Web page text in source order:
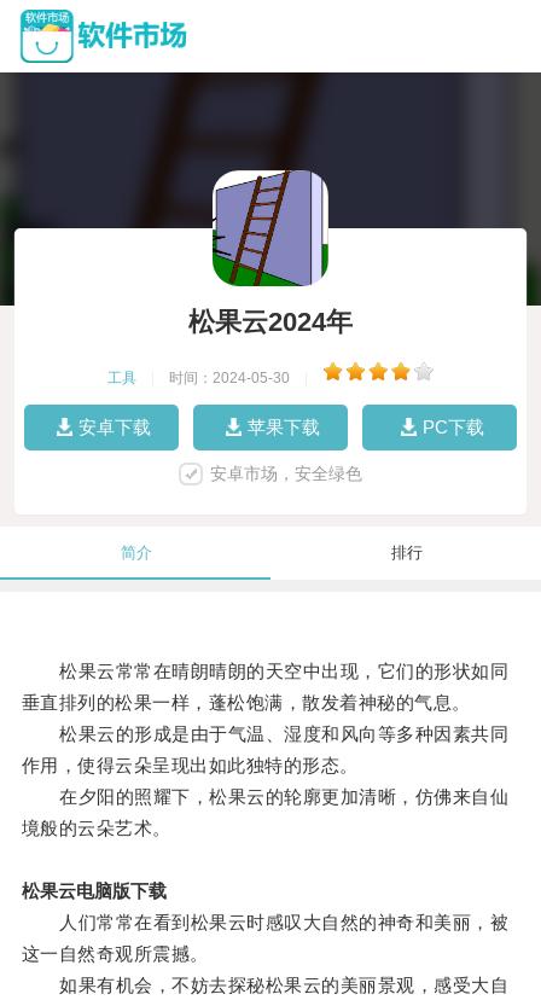
松果云2024年
工具 时间：2024-05-30
安卓下载 苹果下载 PC下载
安卓市场，安全绿色
简介 排行
松果云常常在晴朗晴朗的天空中出现，它们的形状如同
垂直排列的松果一样，蓬松饱满，散发着神秘的气息。
松果云的形成是由于气温、湿度和风向等多种因素共同
作用，使得云朵呈现出如此独特的形态。
在夕阳的照耀下，松果云的轮廓更加清晰，仿佛来自仙
境般的云朵艺术。
松果云电脑版下载
人们常常在看到松果云时感叹大自然的神奇和美丽，被
这一自然奇观所震撼。
如果有机会，不妨去探秘松果云的美丽景观，感受大自